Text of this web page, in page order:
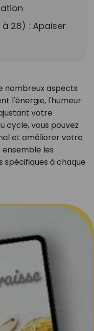
à 28) : Apaiser
nombreux aspects
l'énergie, l'humeur
votre
cycle, vous pouvez
et améliorer votre
les
à chaque